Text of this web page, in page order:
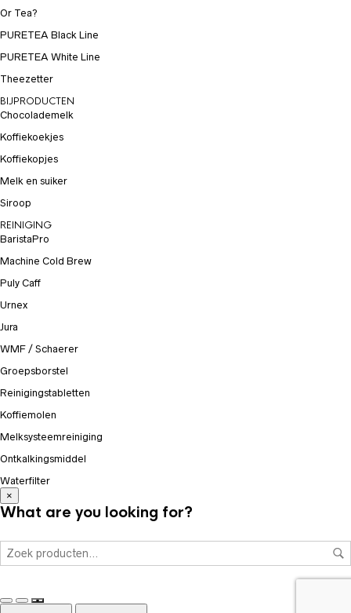
Or Tea?
PURETEA Black Line
PURETEA White Line
Theezetter
BIJPRODUCTEN
Chocolademelk
Koffiekoekjes
Koffiekopjes
Melk en suiker
Siroop
REINIGING
BaristaPro
Machine Cold Brew
Puly Caff
Urnex
Jura
WMF / Schaerer
Groepsborstel
Reinigingstabletten
Koffiemolen
Melksysteemreiniging
Ontkalkingsmiddel
Waterfilter
×
What are you looking for?